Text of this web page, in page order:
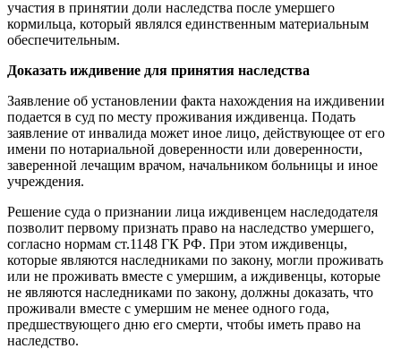
участия в принятии доли наследства после умершего
кормильца, который являлся единственным материальным
обеспечительным.
Доказать иждивение для принятия наследства
Заявление об установлении факта нахождения на иждивении
подается в суд по месту проживания иждивенца. Подать
заявление от инвалида может иное лицо, действующее от его
имени по нотариальной доверенности или доверенности,
заверенной лечащим врачом, начальником больницы и иное
учреждения.
Решение суда о признании лица иждивенцем наследодателя
позволит первому признать право на наследство умершего,
согласно нормам ст.1148 ГК РФ. При этом иждивенцы,
которые являются наследниками по закону, могли проживать
или не проживать вместе с умершим, а иждивенцы, которые
не являются наследниками по закону, должны доказать, что
проживали вместе с умершим не менее одного года,
предшествующего дню его смерти, чтобы иметь право на
наследство.